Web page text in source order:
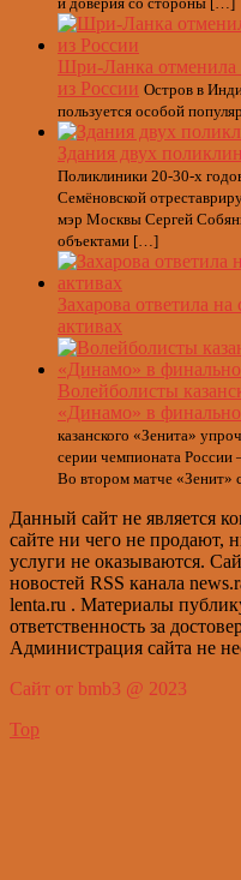
Шри-Ланка отменила
из России Остров в
пользуется особой
Здания двух
Поликлиники 20-30-х
Семёновской
мэр Москвы Сергей
объектами […]
Захарова ответила
активах
Волейболисты
«Динамо» в
казанского «Зенита»
серии чемпионата
Во втором матче
Данный сайт не является
сайте ни чего не продают,
услуги не оказываются.
новостей RSS канала
lenta.ru . Материалы
ответственность за
Администрация сайта не
Сайт от bmb3 @ 2023
Top